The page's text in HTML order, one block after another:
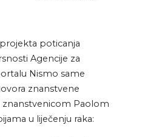
poticanja
Agencije za
Nismo same
znanstvene
znanstvenicom Paolom
u liječenju raka: